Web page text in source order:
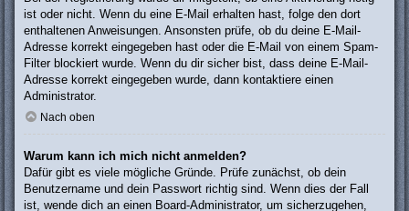
ist oder nicht. Wenn du eine E-Mail erhalten hast, folge den dort
enthaltenen Anweisungen. Ansonsten prüfe, ob du deine E-Mail-
Adresse korrekt eingegeben hast oder die E-Mail von einem Spam-
Filter blockiert wurde. Wenn du dir sicher bist, dass deine E-Mail-
Adresse korrekt eingegeben wurde, dann kontaktiere einen
Administrator.
Nach oben
Warum kann ich mich nicht anmelden?
Dafür gibt es viele mögliche Gründe. Prüfe zunächst, ob dein
Benutzername und dein Passwort richtig sind. Wenn dies der Fall
ist, wende dich an einen Board-Administrator, um sicherzugehen,